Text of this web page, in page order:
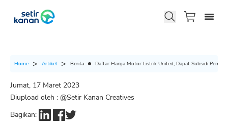
Home Artikel Berita Daftar Harga Motor Listrik United, Dapat Subsidi
Jumat, 17 Maret 2023
Diupload oleh : @Setir Kanan Creatives
Bagikan: